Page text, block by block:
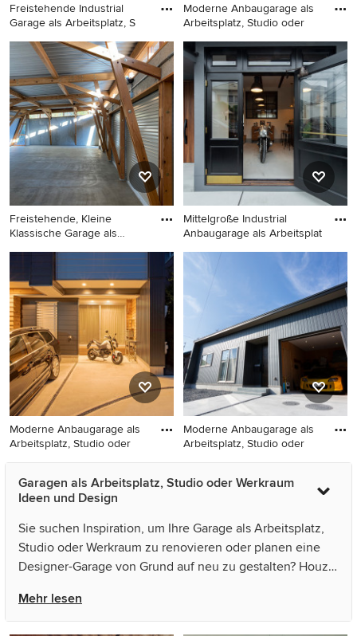
Freistehende Industrial
Garage als Arbeitsplatz, S
Freistehende Industrial
Garage als Arbeitsplatz,
Studio oder Werkraum in
Sonstige
Moderne Anbaugarage als
Arbeitsplatz, Studio oder
Moderne Anbaugarage als
Arbeitsplatz, Studio oder
Werkraum in Köln
Freistehende, Kleine
Klassische Garage als
Freistehende, Kleine
Klassische Garage als
Arbeitsplatz, Studio oder
Werkraum in Sonstige
Mittelgroße Industrial
Anbaugarage als Arbeitsplat
Mittelgroße Industrial
Anbaugarage als
Arbeitsplatz, Studio oder
Werkraum in Osaka
Moderne Anbaugarage als
Arbeitsplatz, Studio oder
Moderne Anbaugarage als
Arbeitsplatz, Studio oder
Werkraum in Sonstige
Moderne Anbaugarage als
Arbeitsplatz, Studio oder
Moderne Anbaugarage als
Arbeitsplatz, Studio oder
Garagen als Arbeitsplatz, Studio oder Werkraum
Ideen und Design
Sie suchen Inspiration, um Ihre Garage als Arbeitsplatz,
Studio oder Werkraum zu renovieren oder planen eine
Designer-Garage von Grund auf neu zu gestalten? Houzz
Architekten dieses Landes, unter anderem von NOBO -
株式会社山崎工務店 - und 株式会社 中央土地建物.
Mehr lesen